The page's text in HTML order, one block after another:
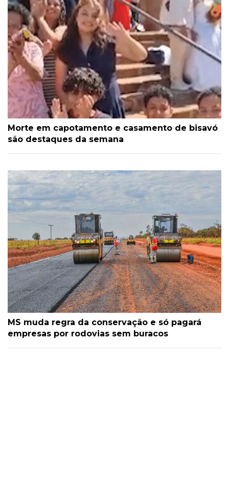
Morte em capotamento e casamento de bisavó
são destaques da semana
MS muda regra da conservação e só pagará
empresas por rodovias sem buracos